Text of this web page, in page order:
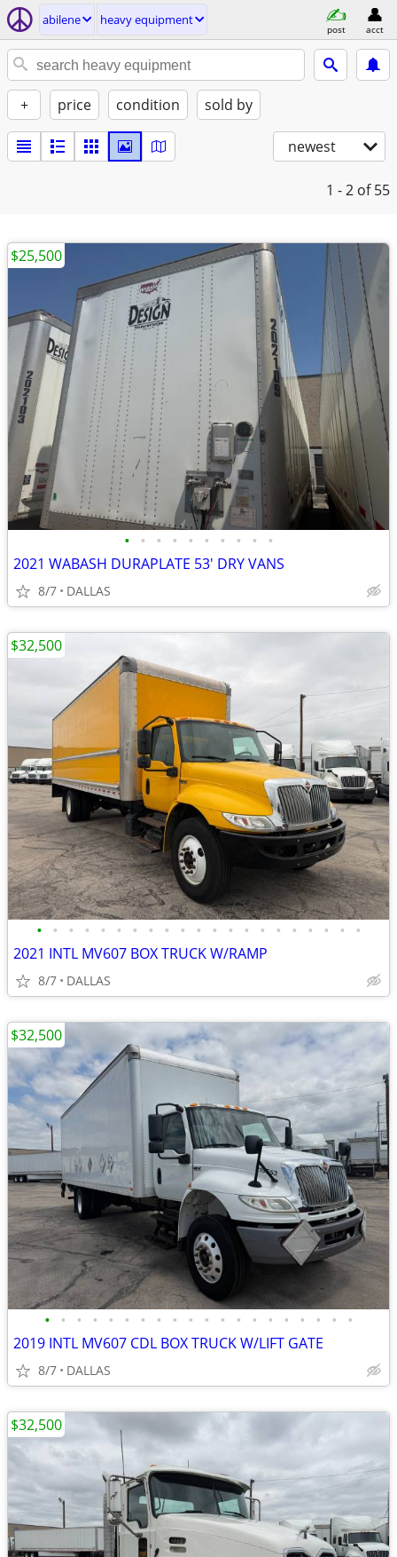
abilene heavy equipment
post acct
+ price condition sold by
newest
1 - 2 of 55
• • • • • • • • • •
2021 WABASH DURAPLATE 53' DRY VANS
8/7 DALLAS
$25,500
• • • • • • • • • • • • • • • • • • • • •
2021 INTL MV607 BOX TRUCK W/RAMP
8/7 DALLAS
$32,500
• • • • • • • • • • • • • • • • • • • •
2019 INTL MV607 CDL BOX TRUCK W/LIFT GATE
8/7 DALLAS
$32,500
$32,500